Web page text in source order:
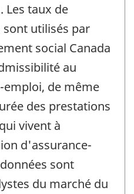
Les taux de
utilisés par
social Canada
au
de même
des prestations
vivent à
d'assurance-
sont
du marché du